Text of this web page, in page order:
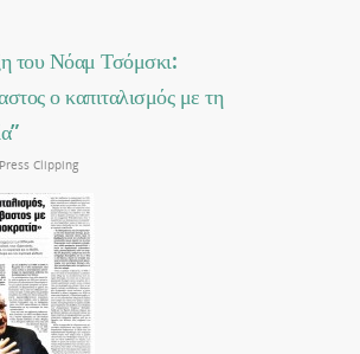
του Νόαμ Τσόμσκι:
ο καπιταλισμός με τη
Clipping